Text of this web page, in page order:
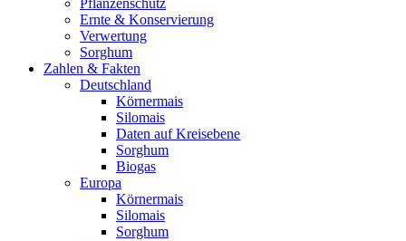
Ernte & Konservierung
Verwertung
Sorghum
Zahlen & Fakten
Deutschland
Körnermais
Silomais
Daten auf Kreisebene
Sorghum
Biogas
Europa
Körnermais
Silomais
Sorghum